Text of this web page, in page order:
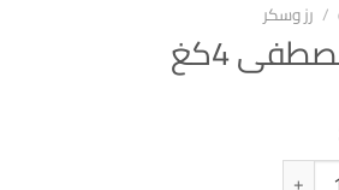
/ رز وسكر
4كغ
4كغ